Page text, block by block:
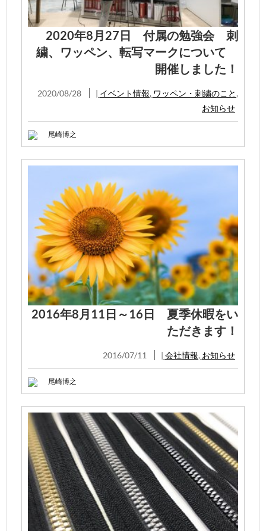
2020年8月27日 付属の勉強会 刺
繍、ワッペン、転写マークについて
開催しました！
2020/08/28 | イベント情報, ワッペン・刺繍のこと ,
お知らせ
尾崎博之
2016年8月11日～16日 夏季休暇をい
ただきます！
2016/07/11 | 会社情報, お知らせ
尾崎博之